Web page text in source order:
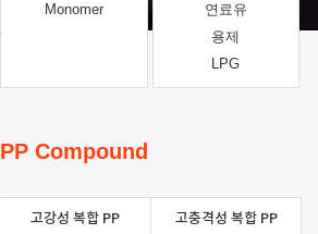
Monomer
연료유
용제
LPG
PP Compound
고강성 복합 PP 고충격성 복합 PP